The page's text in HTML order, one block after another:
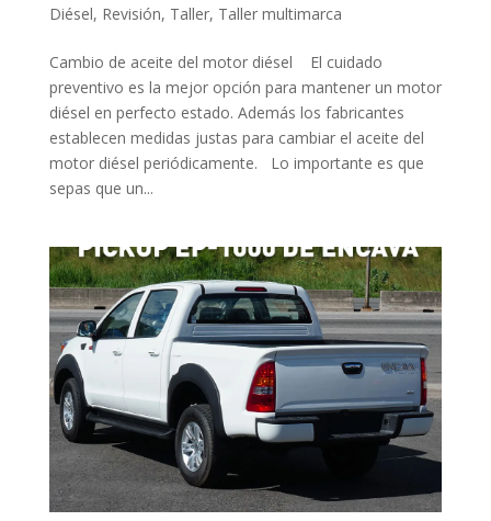
Diésel, Revisión, Taller, Taller multimarca
Cambio de aceite del motor diésel El cuidado
preventivo es la mejor opción para mantener un motor
diésel en perfecto estado. Además los fabricantes
establecen medidas justas para cambiar el aceite del
motor diésel periódicamente. Lo importante es que
sepas que un...